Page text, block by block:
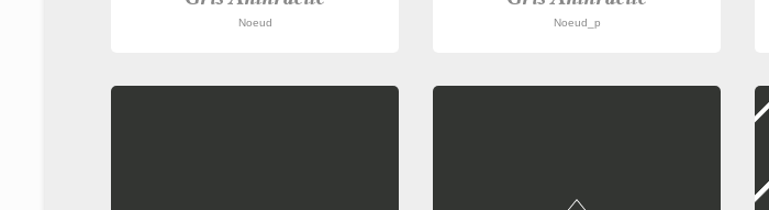
Noeud Noeud_p